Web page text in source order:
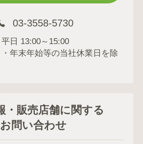
03-3558-5730
日 13:00～15:00
・年末年始等の当社休業日を除
・販売店舗に関する
お問い合わせ